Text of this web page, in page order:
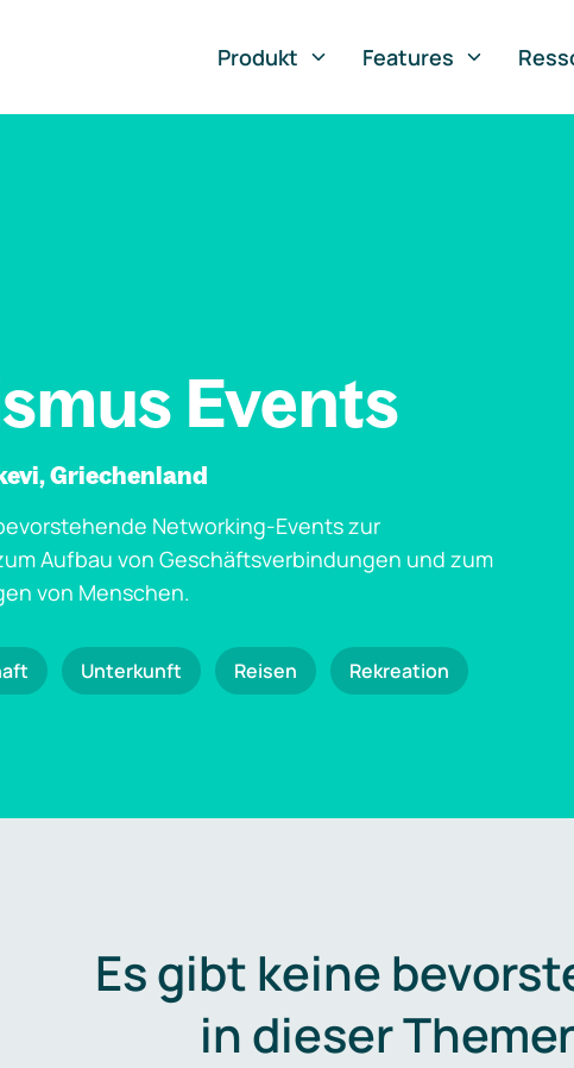
Produkt
Features
Events
Griechenland
Networking-Events zur
Aufbau von Geschäftsverbindungen und zum
von Menschen.
Unterkunft Reisen Rekreation
Es gibt keine
in dieser